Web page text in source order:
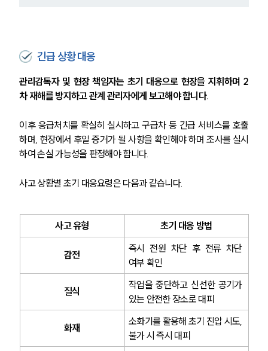
긴급 상황 대응
관리감독자 및 현장 책임자는 초기 대응으로 현장을 지휘하며 2
차 재해를 방지하고 관계 관리자에게 보고해야 합니다.
이후 응급처치를 확실히 실시하고 구급차 등 긴급 서비스를 호출
하며, 현장에서 후일 증거가 될 사항을 확인해야 하며 조사를 실시
하여 손실 가능성을 판정해야 합니다.
사고 상황별 초기 대응요령은 다음과 같습니다.
사고 유형 초기 대응 방법
감전
즉시 전원 차단 후 전류 차단
여부 확인
질식
작업을 중단하고 신선한 공기가
있는 안전한 장소로 대피
화재
소화기를 활용해 초기 진압 시도,
불가 시 즉시 대피